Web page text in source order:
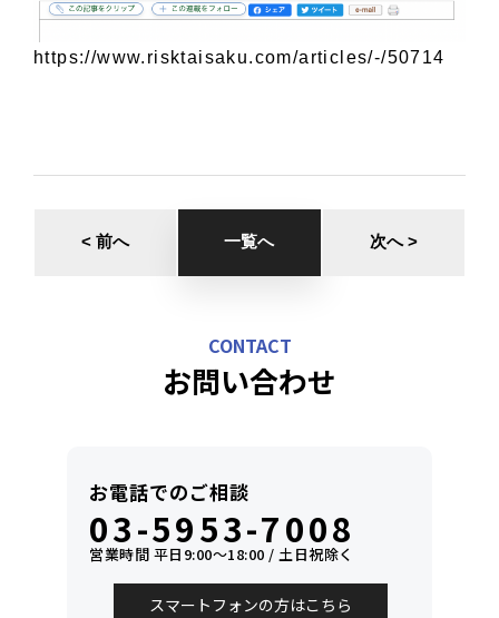
https://www.risktaisaku.com/articles/-/50714
< 前へ 一覧へ 次へ >
CONTACT
お問い合わせ
お電話でのご相談
03-5953-7008
営業時間 平日9:00〜18:00 / 土日祝除く
スマートフォンの方はこちら